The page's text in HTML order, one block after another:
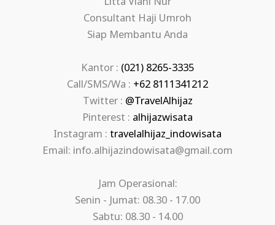
Consultant Haji Umroh
Siap Membantu Anda
Kantor : (021) 8265-3335
Call/SMS/Wa : +62 8111341212
Twitter : @TravelAlhijaz
Pinterest : alhijazwisata
Instagram : travelalhijaz_indowisata
Email: info.alhijazindowisata@gmail.com
Jam Operasional:
Senin - Jumat: 08.30 - 17.00
Sabtu: 08.30 - 14.00